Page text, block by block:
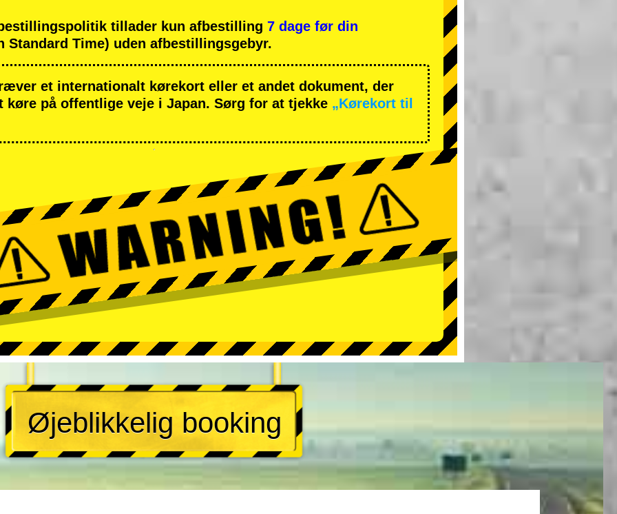
tillader kun afbestilling 7 dage før din
Standard Time) uden afbestillingsgebyr.
et internationalt kørekort eller et andet dokument, der
på offentlige veje i Japan. Sørg for at tjekke „Kørekort til
Øjeblikkelig booking